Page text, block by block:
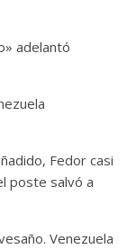
adelantó
Fedor casi
poste salvó a
Venezuela